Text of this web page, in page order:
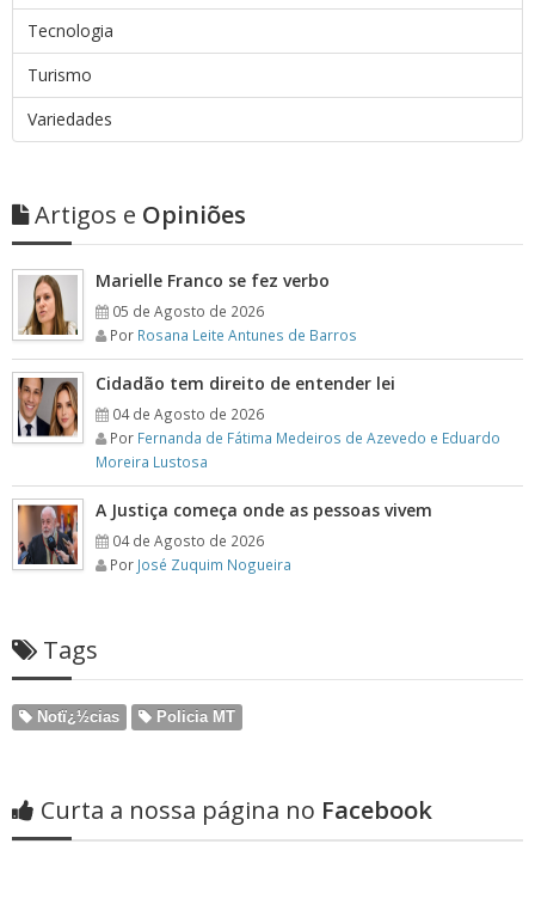
Tecnologia
Turismo
Variedades
Artigos e Opiniões
Marielle Franco se fez verbo
05 de Agosto de 2026
Por Rosana Leite Antunes de Barros
Cidadão tem direito de entender lei
04 de Agosto de 2026
Por Fernanda de Fátima Medeiros de Azevedo e Eduardo
Moreira Lustosa
A Justiça começa onde as pessoas vivem
04 de Agosto de 2026
Por José Zuquim Nogueira
Tags
Notï¿½cias Policia MT
Curta a nossa página no Facebook